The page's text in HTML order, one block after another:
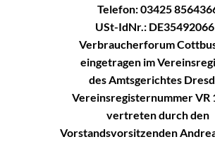
Telefon: 03425
USt-IdNr.:
Verbraucherforum
eingetragen im
des Amtsgerichtes
Vereinsregisternummer VR
vertreten durch den
Vorstandsvorsitzenden